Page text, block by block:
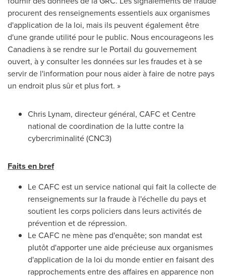
procurent des renseignements essentiels aux organismes
d'application de la loi, mais ils peuvent également être
d'une grande utilité pour le public. Nous encourageons les
Canadiens à se rendre sur le Portail du gouvernement
ouvert, à y consulter les données sur les fraudes et à se
servir de l'information pour nous aider à faire de notre pays
un endroit plus sûr et plus fort. »
Chris Lynam, directeur général, CAFC et Centre
national de coordination de la lutte contre la
cybercriminalité (CNC3)
Faits en bref
Le CAFC est un service national qui fait la collecte de
renseignements sur la fraude à l'échelle du pays et
soutient les corps policiers dans leurs activités de
prévention et de répression.
Le CAFC ne mène pas d'enquête; son mandat est
plutôt d'apporter une aide précieuse aux organismes
d'application de la loi du monde entier en faisant des
rapprochements entre des affaires en apparence non